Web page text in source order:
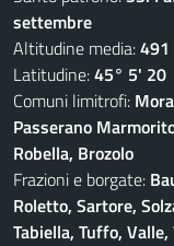
settembre
Altitudine media:491
Latitudine:45° 5' 20
Comuni limitrofi:
Passerano
Robella, Brozolo
Frazioni e borgate:
Roletto, Sartore,
Tabiella, Tuffo,